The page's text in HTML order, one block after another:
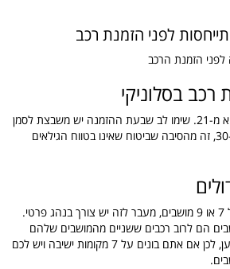
לפני הזמנת רכב
לפני הזמנת הרכב
רכב בסלוניקי
בסלוניקי וביוון כולה הגיל הוא מ-21. שימו לב שבעת ההזמנה יש משבצת לסמן
אם אתם בגילאים שבין 30-65, זה מהסיבה שביטוח שאינו בטווח הגילאים
ביוון ניתן להשכיר רכבים של 7 או 9 מושבים, מעבר לזה יש צורך בנהג פרטי.
שרכבים של 7 מושבים הם לרוב רכבים ששניים מהמושבים שלהם
באים על חשבון מקום למטען, לכן אם אתם בונים על 7 מקומות ישיבה ויש לכם